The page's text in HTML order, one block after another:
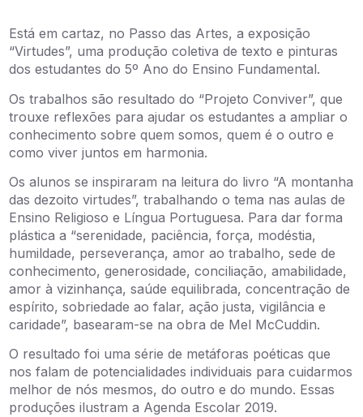
Está em cartaz, no Passo das Artes, a exposição
“Virtudes”, uma produção coletiva de texto e pinturas
dos estudantes do 5º Ano do Ensino Fundamental.
Os trabalhos são resultado do “Projeto Conviver”, que
trouxe reflexões para ajudar os estudantes a ampliar o
conhecimento sobre quem somos, quem é o outro e
como viver juntos em harmonia.
Os alunos se inspiraram na leitura do livro “A montanha
das dezoito virtudes”, trabalhando o tema nas aulas de
Ensino Religioso e Língua Portuguesa. Para dar forma
plástica a “serenidade, paciência, força, modéstia,
humildade, perseverança, amor ao trabalho, sede de
conhecimento, generosidade, conciliação, amabilidade,
amor à vizinhança, saúde equilibrada, concentração de
espírito, sobriedade ao falar, ação justa, vigilância e
caridade”, basearam-se na obra de Mel McCuddin.
O resultado foi uma série de metáforas poéticas que
nos falam de potencialidades individuais para cuidarmos
melhor de nós mesmos, do outro e do mundo. Essas
produções ilustram a Agenda Escolar 2019.